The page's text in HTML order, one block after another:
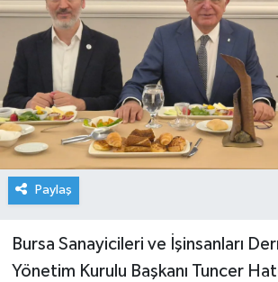
Paylaş
Bursa Sanayicileri ve İşinsanları
Yönetim Kurulu Başkanı Tuncer